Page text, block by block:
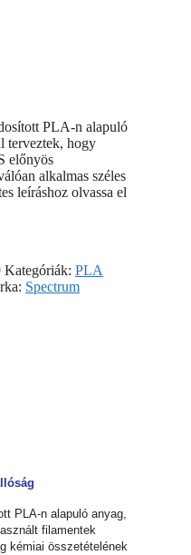
PLA-n alapuló
terveztek, hogy
előnyös
alkalmas széles
leíráshoz olvassa el
Kategóriák: PLA
Spectrum
PLA-n alapuló anyag,
filamentek
kémiai összetételének